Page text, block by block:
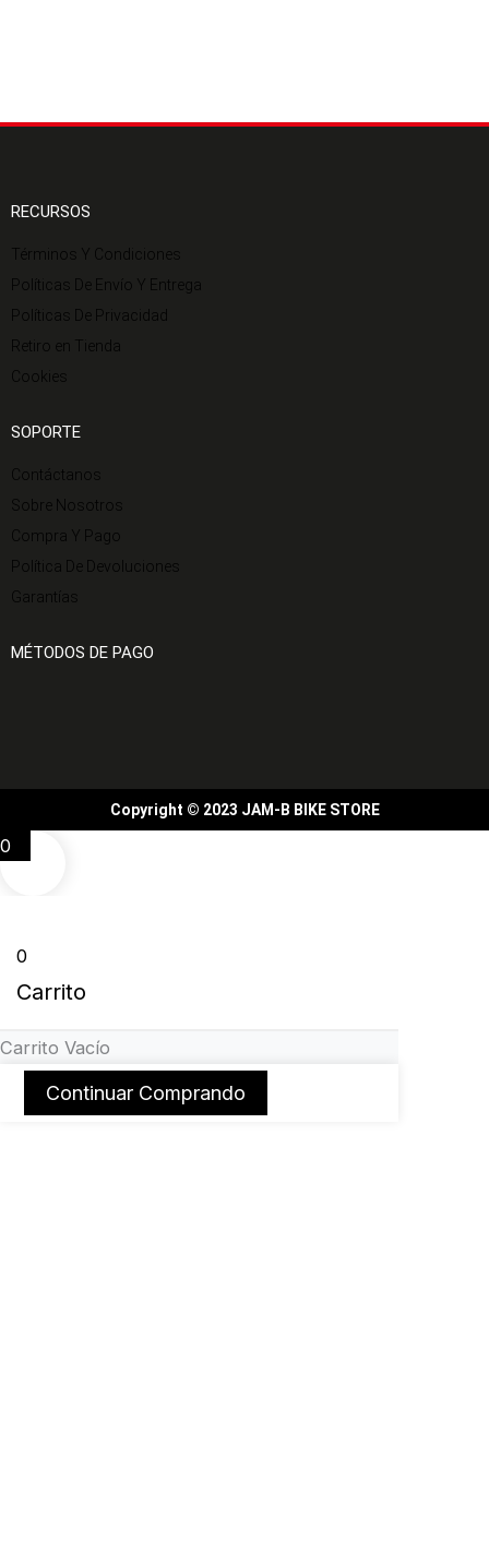
RECURSOS
Términos Y Condiciones
Políticas De Envío Y Entrega
Políticas De Privacidad
Retiro en Tienda
Cookies
SOPORTE
Contáctanos
Sobre Nosotros
Compra Y Pago
Política De Devoluciones
Garantías
MÉTODOS DE PAGO
Copyright © 2023 JAM-B BIKE STORE
0
0
Carrito
Carrito Vacío
Continuar Comprando